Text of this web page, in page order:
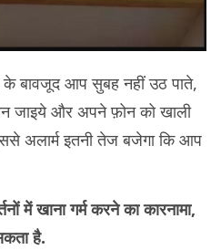
के बावजूद आप सुबह नहीं उठ पाते,
जाइये और अपने फ़ोन को खाली
अलार्म इतनी तेज बजेगा कि आप
में खाना गर्म करने का कारनामा,
है.